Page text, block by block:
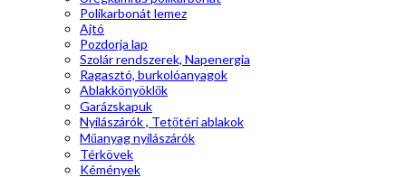
Polikarbonát lemez
Ajtó
Pozdorja lap
Szolár rendszerek, Napenergia
Ragasztó, burkolóanyagok
Ablakkönyöklők
Garázskapuk
Nyílászárók , Tetőtéri ablakok
Műanyag nyílászárók
Térkövek
Kémények